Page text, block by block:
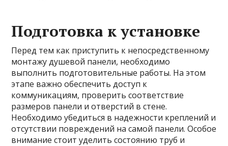
Подготовка к установке
Перед тем как приступить к непосредственному
монтажу душевой панели, необходимо
выполнить подготовительные работы. На этом
этапе важно обеспечить доступ к
коммуникациям, проверить соответствие
размеров панели и отверстий в стене.
Необходимо убедиться в надежности креплений и
отсутствии повреждений на самой панели. Особое
внимание стоит уделить состоянию труб и